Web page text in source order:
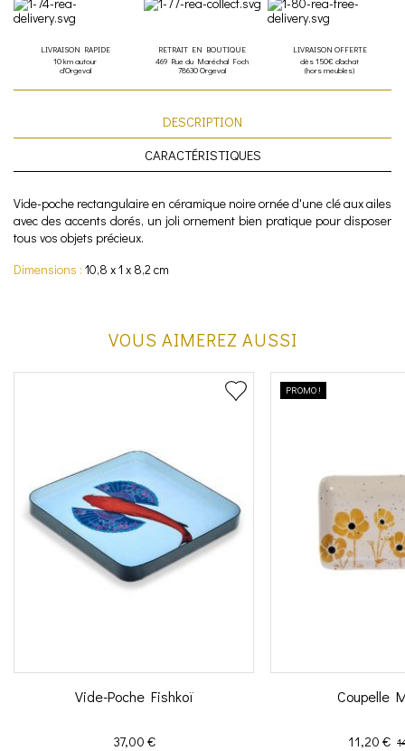
LIVRAISON RAPIDE
10 km autour
d'Orgeval
RETRAIT EN BOUTIQUE
469 Rue du Maréchal Foch
78630 Orgeval
LIVRAISON OFFERTE
dès 150€ d'achat
(hors meubles)
DESCRIPTION
CARACTÉRISTIQUES
Vide-poche rectangulaire en céramique noire ornée d'une clé aux ailes
avec des accents dorés, un joli ornement bien pratique pour disposer
tous vos objets précieux.
Dimensions : 10,8 x 1 x 8,2 cm
VOUS AIMEREZ AUSSI
Vide-Poche Fishkoï
Prix
37,00 €
PROMO !
Coupelle
Prix
11,20 €